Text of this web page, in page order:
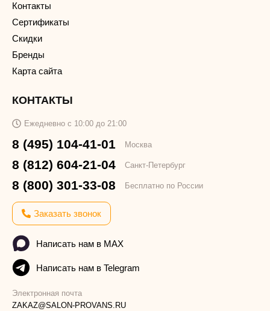
Контакты
Сертификаты
Скидки
Бренды
Карта сайта
КОНТАКТЫ
Ежедневно с 10:00 до 21:00
8 (495) 104-41-01 Москва
8 (812) 604-21-04 Санкт-Петербург
8 (800) 301-33-08 Бесплатно по России
Заказать звонок
Написать нам в MAX
Написать нам в Telegram
Электронная почта
ZAKAZ@SALON-PROVANS.RU